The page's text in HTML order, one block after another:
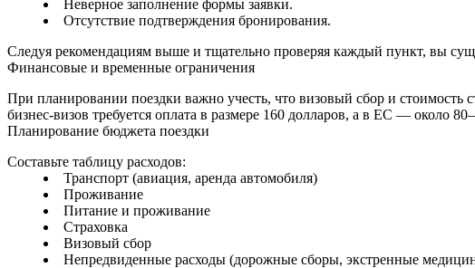
Неверное заполнение формы заявки.
Отсутствие подтверждения бронирования.
Следуя рекомендациям выше и тщательно проверяя каждый пункт, вы
Финансовые и временные ограничения
При планировании поездки важно учесть, что визовый сбор и
бизнес‑визов требуется оплата в размере 160 долларов, а в ЕС — около
Планирование бюджета поездки
Составьте таблицу расходов:
Транспорт (авиация, аренда автомобиля)
Проживание
Питание и проживание
Страховка
Визовый сбор
Непредвиденные расходы (дорожные сборы, экстренные